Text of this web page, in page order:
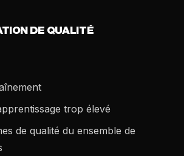
DE QUALITÉ
trop élevé
de qualité du ensemble de